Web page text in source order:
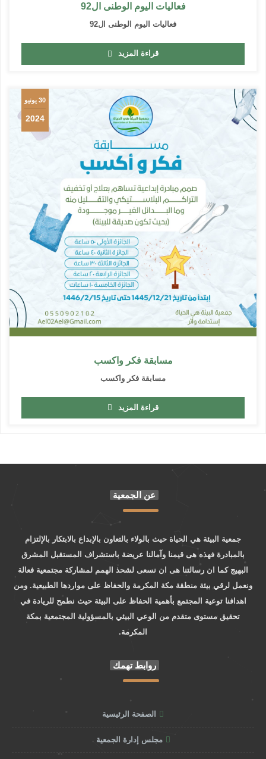
فعاليات اليوم الوطنى ال92
فعاليات اليوم الوطنى ال92
قراءة المزيد
30 يونيو
2024
مسابقة فكر واكسب
مسابقة فكر واكسب
قراءة المزيد
عن الجمعية
جمعية البيئة هي الحياة حيث بالولاء بالتعاون بالإبداع بالابتكار بالإلتزام
بالمبادرة فهذه هى قيمنا وآمالنا عريضة باستشراف المستقبل المشرق
البهيج كما ان رسالتنا هى ان نسعى لشحذ الهمم لمشاركة مجتمعية فعالة
ونعمل لرقي بيئة منطقة مكة المكرمة والحفاظ على مواردها الطبيعية. ومن
اهدافنا توعية المجتمع بأهمية الحفاظ على البيئة حيث نطمح للريادة في
تحقيق مستوى متقدم من الوعي البيئي بالمسؤولية المجتمعية بمكة
المكرمة.
روابط تهمك
الصفحة الرئيسية
مجلس إدارة الجمعية